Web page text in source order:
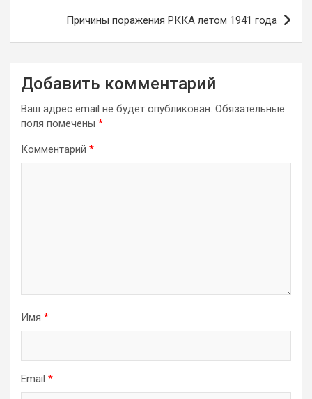
записямПричины поражения РККА летом 1941 года
Добавить комментарий
Ваш адрес email не будет опубликован. Обязательные
поля помечены *
Комментарий *
Имя *
Email *